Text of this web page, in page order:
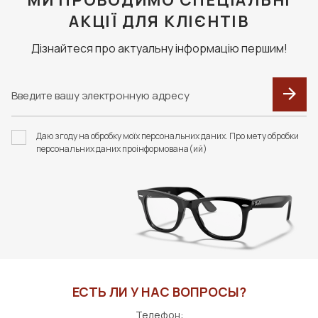
F094 В КОЛЬОРАХ.
ФУТЛЯР З СЕРВЕТКОЮ
FASHION STYLE
F091 В КОЛЬОРАХ.
FASHION STYLE
В КОРЗИНУ
касается и цветных линз.
АКЦІЇ ДЛЯ КЛІЄНТІВ
Дізнайтеся про актуальну інформацію першим!
Даю згоду на обробку моїх персональних даних. Про мету обробки
персональних даних проінформована(ий)
ЕСТЬ ЛИ У НАС ВОПРОСЫ?
Телефон: